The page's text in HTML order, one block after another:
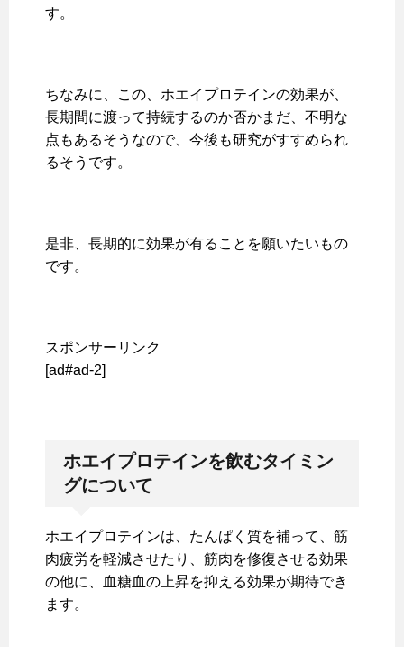
す。
ちなみに、この、ホエイプロテインの効果が、
長期間に渡って持続するのか否かまだ、不明な
点もあるそうなので、今後も研究がすすめられ
るそうです。
是非、長期的に効果が有ることを願いたいもの
です。
スポンサーリンク
[ad#ad-2]
ホエイプロテインを飲むタイミン
グについて
ホエイプロテインは、たんぱく質を補って、筋
肉疲労を軽減させたり、筋肉を修復させる効果
の他に、血糖血の上昇を抑える効果が期待でき
ます。